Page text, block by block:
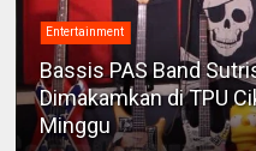
Entertainment
Bassis PAS Band
Dimakamkan di TPU
Minggu